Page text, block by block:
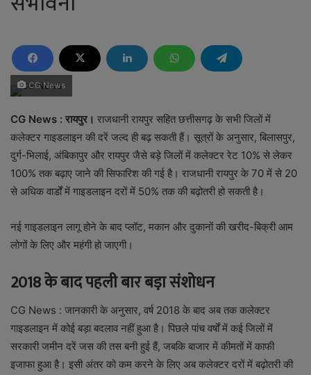
CG News
CG News : रायपुर। राजधानी रायपुर सहित छत्तीसगढ़ के सभी जिलों में
कलेक्टर गाइडलाइन की दरें जल्द ही बढ़ सकती हैं। सूत्रों के अनुसार, बिलासपुर,
दुर्ग-भिलाई, अंबिकापुर और रायपुर जैसे बड़े जिलों में कलेक्टर रेट 10% से लेकर
100% तक बढ़ाए जाने की सिफारिश की गई है। राजधानी रायपुर के 70 में से 20
से अधिक वार्डों में गाइडलाइन दरों में 50% तक की बढ़ोतरी हो सकती है।
नई गाइडलाइन लागू होने के बाद प्लॉट, मकान और दुकानों की खरीद-बिक्री आम
लोगों के लिए और महंगी हो जाएगी।
2018 के बाद पहली बार बड़ा संशोधन
CG News : जानकारी के अनुसार, वर्ष 2018 के बाद अब तक कलेक्टर
गाइडलाइन में कोई बड़ा बदलाव नहीं हुआ है। पिछले पांच वर्षों में कई जिलों में
सरकारी जमीन दरें जस की तस बनी हुई हैं, जबकि बाजार में कीमतों में काफी
इजाफा हुआ है। इसी अंतर को कम करने के लिए अब कलेक्टर दरों में बढ़ोतरी की